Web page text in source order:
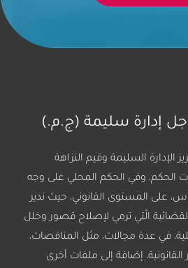
إدارة سليمة (ج.م.)
2014 لتعزيز الإدارة السليمة وقيم النزاهة
وفي الحكم المحلي على وجه
على المستوى القانوني، حيث ندير
الّتي ترمي لإصلاح قصور وخلل
في عدة مجالات، مثل المناقصات،
إضافة إلى ملفات أخرى